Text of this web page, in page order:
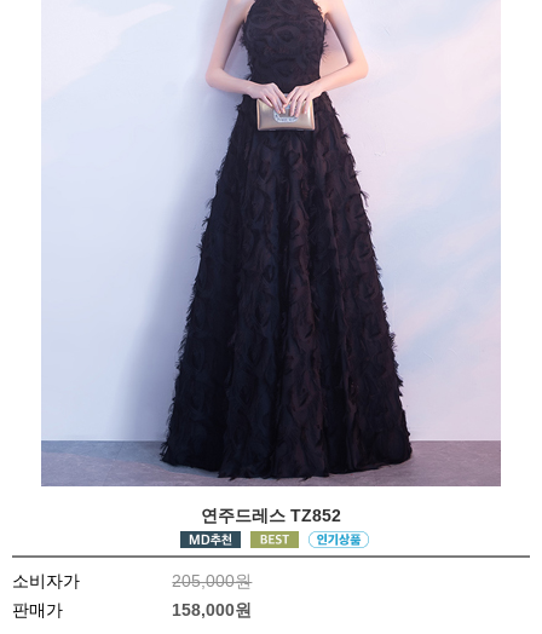
연주드레스 TZ852
소비자가
205,000원
판매가
158,000원